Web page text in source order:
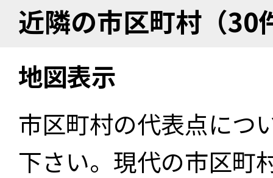
近隣の市区町村（30
地図表示
市区町村の代表点につ
下さい。現代の市区町